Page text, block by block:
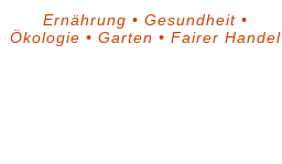
Ernährung • Gesundheit•
Ökologie • Garten • Fairer Handel